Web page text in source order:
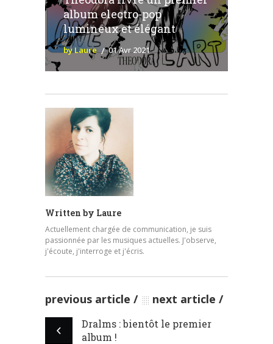
album electro-pop
lumineux et élégant
by Laure 01 Avr 2021
Written by Laure
Actuellement chargée de communication, je suis
passionnée par les musiques actuelles. J'observe,
j'écoute, j'interroge et j'écris.
previous article next article
Dralms : bientôt le premier
album !